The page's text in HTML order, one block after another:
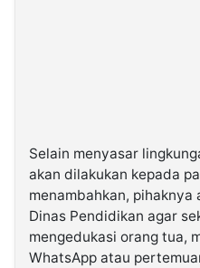
Selain menyasar
akan dilakukan kepada
menambahkan, pihaknya
Dinas Pendidikan agar
mengedukasi orang tua,
WhatsApp atau